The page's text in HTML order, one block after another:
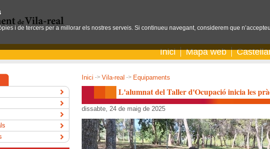
Inici Mapa web
Inici -> Vila-real -> Equipaments
L'alumnat del Taller d'Ocupació inicia les
dissabte, 24 de maig de 2025
i de tercers per a millorar els nostres serveis. Si continueu navegant, considerem que n’accepteu